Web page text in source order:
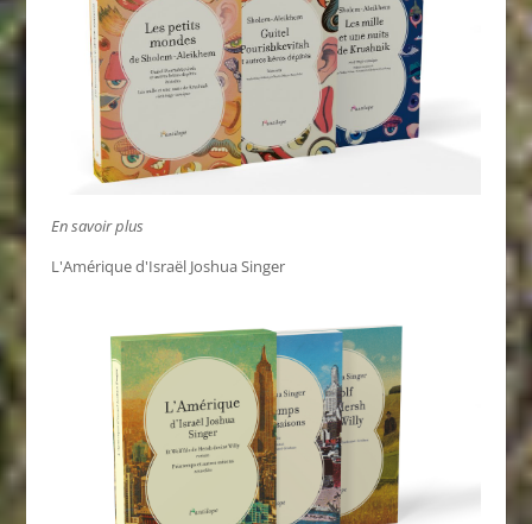
En savoir plus
L'Amérique d'Israël Joshua Singer